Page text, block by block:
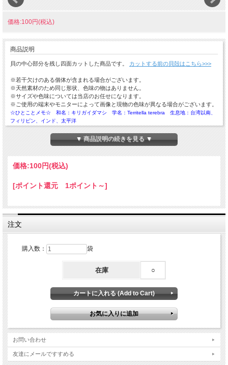
価格:100円(税込)
商品説明
貝の中心部分を残し四面カットした商品です。 カットする前の貝殻はこちら>>>
※若干欠けのある個体が含まれる場合がございます。
※天然素材のため同じ形状、色味の物はありません。
※サイズや色味については当店のお任せになります。
※ご使用の端末やモニターによって画像と現物の色味が異なる場合がございます。
☆ひとことメモ☆ 和名：キリガイダマシ 学名：Territella terebra 生息地：台湾以南、
フィリピン、インド、太平洋
▼ 商品説明の続きを見る ▼
価格:100円(税込)
[ポイント還元 1ポイント～]
注文
購入数： 袋
在庫 ○
お問い合わせ
友達にメールですすめる